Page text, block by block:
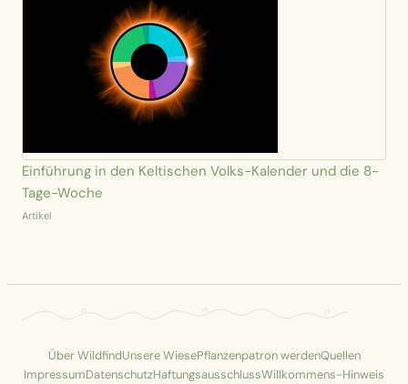
Einführung in den Keltischen Volks-Kalender und die 8-
Tage-Woche
Artikel
Über WildfindUnsere WiesePflanzenpatron werdenQuellen
ImpressumDatenschutzHaftungsausschlussWillkommens-Hinweis